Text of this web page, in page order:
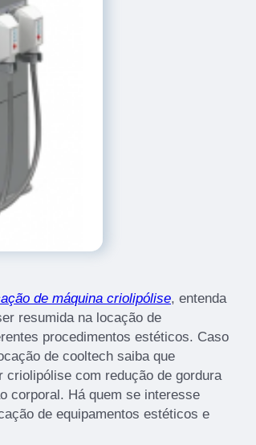
de máquina criolipólise, entenda
resumida na locação de
procedimentos estéticos. Caso
de cooltech saiba que
criolipólise com redução de gordura
corporal. Há quem se interesse
de equipamentos estéticos e